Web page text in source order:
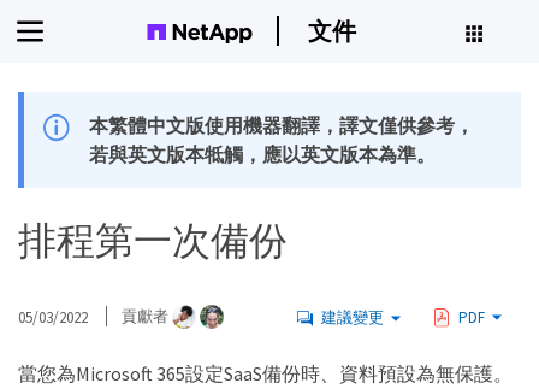
文件
本繁體中文版使用機器翻譯，譯文僅供參考，
若與英文版本牴觸，應以英文版本為準。
排程第一次備份
05/03/2022 貢獻者 建議變更 PDF
當您為Microsoft 365設定SaaS備份時、資料預設為無保護。